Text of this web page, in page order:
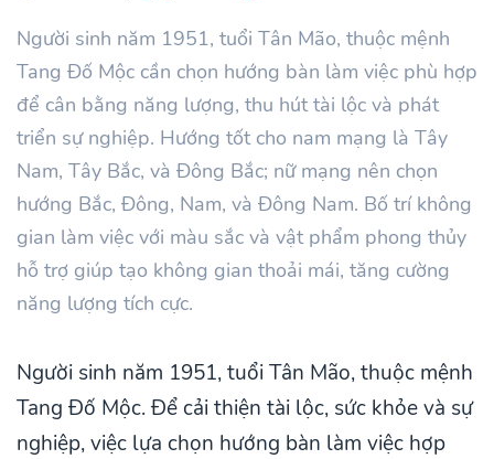
Người sinh năm 1951, tuổi Tân Mão, thuộc mệnh
Tang Đố Mộc cần chọn hướng bàn làm việc phù hợp
để cân bằng năng lượng, thu hút tài lộc và phát
triển sự nghiệp. Hướng tốt cho nam mạng là Tây
Nam, Tây Bắc, và Đông Bắc; nữ mạng nên chọn
hướng Bắc, Đông, Nam, và Đông Nam. Bố trí không
gian làm việc với màu sắc và vật phẩm phong thủy
hỗ trợ giúp tạo không gian thoải mái, tăng cường
năng lượng tích cực.
Người sinh năm 1951, tuổi Tân Mão, thuộc mệnh
Tang Đố Mộc. Để cải thiện tài lộc, sức khỏe và sự
nghiệp, việc lựa chọn hướng bàn làm việc hợp